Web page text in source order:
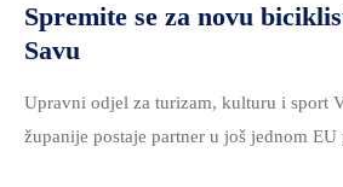
Spremite se za novu
Savu
Upravni odjel za turizam, kulturu i sport
županije postaje partner u još jednom EU